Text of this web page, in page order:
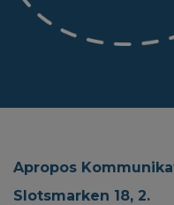
Apropos
Slotsmarken 18, 2.